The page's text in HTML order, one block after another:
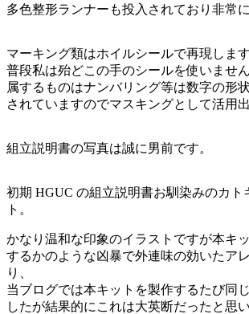
多色整形ランナーも投入されており非常に
マーキング類はホイルシールで再現します
普段私は殆どこの手のシールを使いませ
属するものはナンバリング等は数字の形
されていますのでマスキングとして活用出
組立説明書の写真は誠に男前です。
初期 HGUC の組立説明書お馴染みのカト
ト。
かなり温和な印象のイラストですが本キ
するかのような凶暴で外連味の効いたア
り、
当ブログでは本キットを製作するたび同
したが結果的にこれは大英断だったと思い